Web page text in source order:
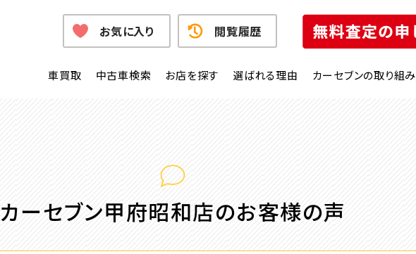
車買取 中古車検索 お店を探す 選ばれる理由 カーセブンの取り組み
お気に入り 閲覧履歴
カーセブン甲府昭和店のお客様の声